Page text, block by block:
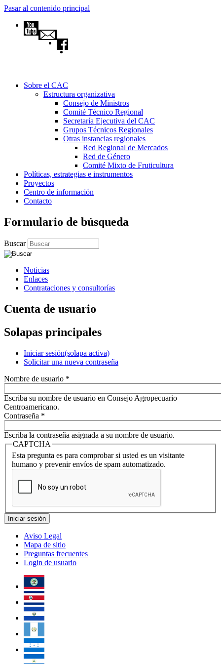
Pasar al contenido principal
Sobre el CAC
Estructura organizativa
Consejo de Ministros
Comité Técnico Regional
Secretaría Ejecutiva del CAC
Grupos Técnicos Regionales
Otras instancias regionales
Red Regional de Mercados
Red de Género
Comité Mixto de Fruticultura
Políticas, estrategias e instrumentos
Proyectos
Centro de información
Contacto
Formulario de búsqueda
Buscar
Noticias
Enlaces
Contrataciones y consultorías
Cuenta de usuario
Solapas principales
Iniciar sesión(solapa activa)
Solicitar una nueva contraseña
Nombre de usuario *
Escriba su nombre de usuario en Consejo Agropecuario
Centroamericano.
Contraseña *
Escriba la contraseña asignada a su nombre de usuario.
CAPTCHA
Esta pregunta es para comprobar si usted es un visitante
humano y prevenir envíos de spam automatizado.
Aviso Legal
Mapa de sitio
Preguntas frecuentes
Login de usuario